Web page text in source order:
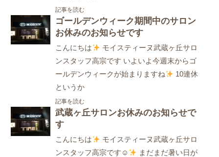
記事を読む
ゴールデンウィーク期間中のサロン
お休みのお知らせです
こんにちは
モイスティーヌ武蔵ヶ丘サロ
ンスタッフ高宗です いよいよ今週末からゴ
ールデンウィークが始まりますね
10連休
というか
記事を読む
武蔵ヶ丘サロンお休みのお知らせで
す
こんにちは
モイスティーヌ武蔵ヶ丘サロ
ンスタッフ高宗です☺
まだまだ暑い日が